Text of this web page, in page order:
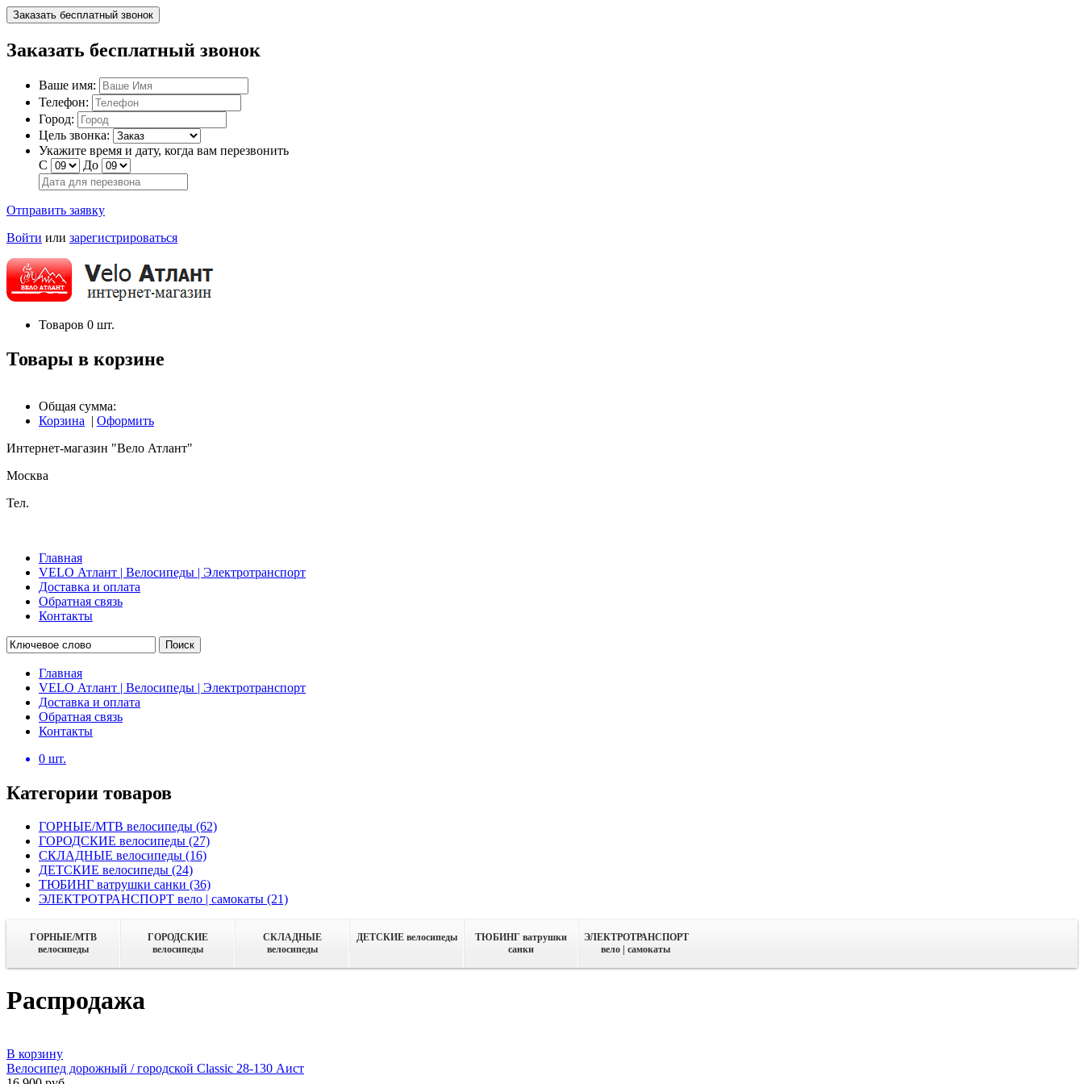
Заказать бесплатный звонок
Заказать бесплатный звонок
Ваше имя:
Телефон:
Город:
Цель звонка:
Укажите время и дату, когда вам перезвонить
С
До
Отправить заявку
Войти или зарегистрироваться
Товаров 0 шт.
Товары в корзине
Общая сумма:
Корзина | Оформить
Интернет-магазин "Вело Атлант"
Москва
Тел.
Главная
VELO Атлант | Велосипеды | Электротранспорт
Доставка и оплата
Обратная связь
Контакты
Поиск
Главная
VELO Атлант | Велосипеды | Электротранспорт
Доставка и оплата
Обратная связь
Контакты
0 шт.
Категории товаров
ГОРНЫЕ/MTB велосипеды (62)
ГОРОДСКИЕ велосипеды (27)
СКЛАДНЫЕ велосипеды (16)
ДЕТСКИЕ велосипеды (24)
ТЮБИНГ ватрушки санки (36)
ЭЛЕКТРОТРАНСПОРТ вело | самокаты (21)
ГОРНЫЕ/MTB
велосипеды
ГОРОДСКИЕ
велосипеды
СКЛАДНЫЕ
велосипеды
ДЕТСКИЕ велосипеды
ТЮБИНГ ватрушки
санки
ЭЛЕКТРОТРАНСПОРТ
вело | самокаты
Распродажа
В корзину
Велосипед дорожный / городской Classic 28-130 Аист